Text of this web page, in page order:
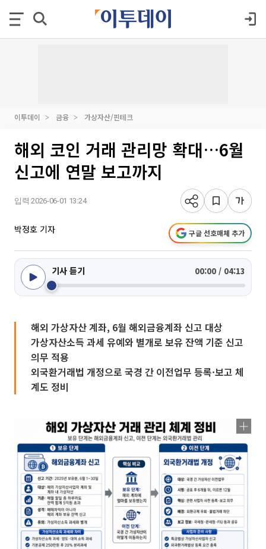
이투데이 금융 가상자산/핀테크
해외 코인 거래 관리망 확대…6월
신고에 연말 보고까지
입력 2026-06-01 13:24
박정호 기자 구글 선호매체 추가
기사 듣기 00:00 / 04:13
해외 가상자산 계좌, 6월 해외금융계좌 신고 대상
가상자산소득 과세 유예와 별개로 보유 잔액 기준 신고
의무 적용
외국환거래법 개정으로 국경 간 이전업무 등록·보고 체
계도 정비